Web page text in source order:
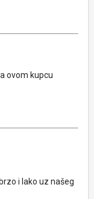
ovom kupcu
i lako uz našeg